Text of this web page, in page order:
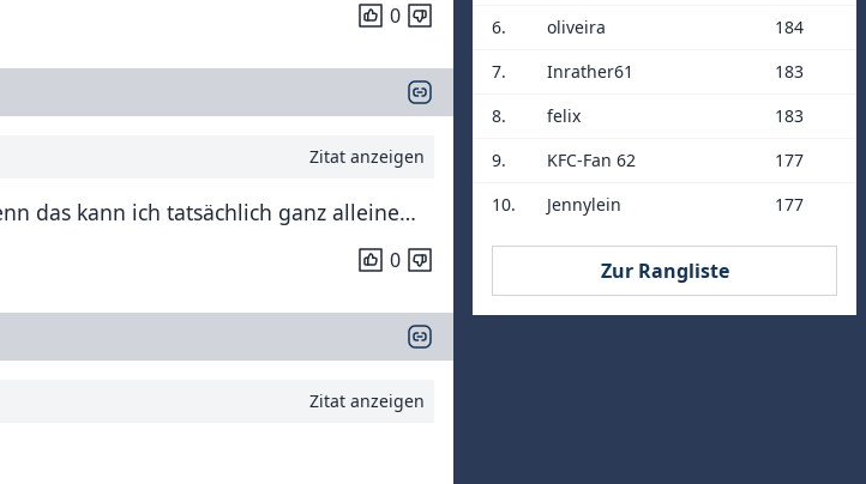
0
Zitat anzeigen
das kann ich tatsächlich ganz alleine…
0
Zitat anzeigen
6.
oliveira
184
7.
Inrather61
183
8.
felix
183
9.
KFC-Fan 62
177
10.
Jennylein 177
Zur Rangliste